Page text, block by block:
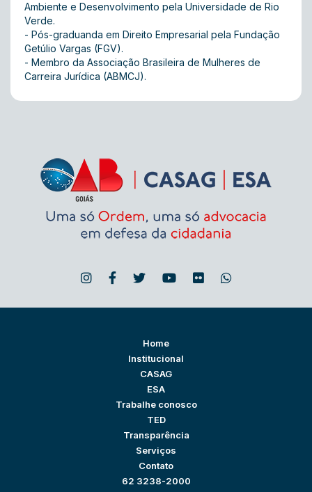
Ambiente e Desenvolvimento pela Universidade de Rio
Verde.
- Pós-graduanda em Direito Empresarial pela Fundação
Getúlio Vargas (FGV).
- Membro da Associação Brasileira de Mulheres de
Carreira Jurídica (ABMCJ).
Home
Institucional
CASAG
ESA
Trabalhe conosco
TED
Transparência
Serviços
Contato
62 3238-2000